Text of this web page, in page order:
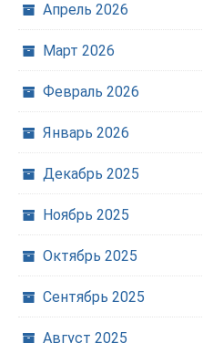
Апрель 2026
Март 2026
Февраль 2026
Январь 2026
Декабрь 2025
Ноябрь 2025
Октябрь 2025
Сентябрь 2025
Август 2025